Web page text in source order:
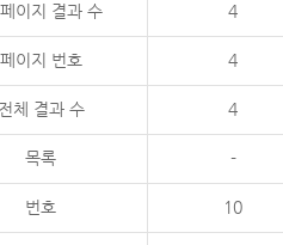
이지 결과 수 4
페이지 번호 4
전체 결과 수 4
목록 -
번호 10